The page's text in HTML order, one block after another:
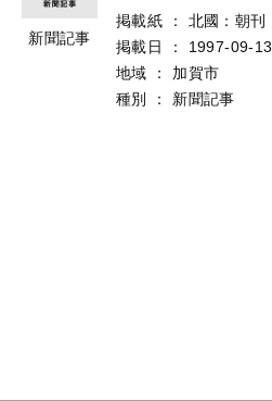
新聞記事
掲載紙 ：
北國：朝刊
掲載日
：
1997-09-13
地域
：
加賀市
種別
： 新聞記事